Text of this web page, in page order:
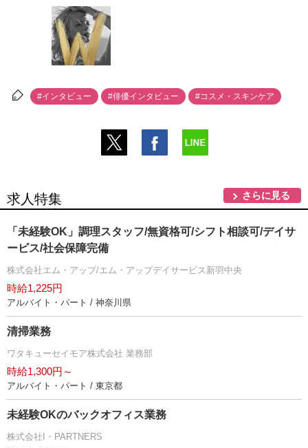
#インタビュー #俳優インタビュー #コスメ・スキンケア
求人特集 さらに見る
「未経験OK」調理スタッフ/無資格可/シフト相談可/デイサ
ービス/社会保障完備
株式会社エム・アップ/エム・アップデイサービス新羽中央
時給1,225円
アルバイト・パート / 神奈川県
清掃業務
ワタキューセイモア株式会社 業務部
時給1,300円～
アルバイト・パート / 東京都
未経験OKのバックオフィス業務
株式会社I・PARTNERS